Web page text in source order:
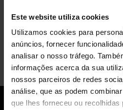
Este website utiliza cookies
Utilizamos cookies para
anúncios, fornecer
analisar o nosso tráfego.
informações acerca da sua
nossos parceiros de redes
análise, que as podem
que lhes forneceu ou
Mais de 1.000.000 de
Apoio ao cliente